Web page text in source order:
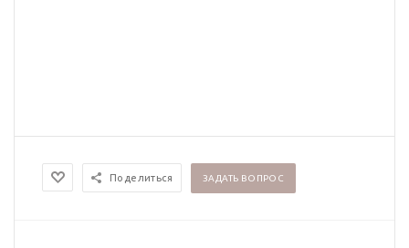
Поделиться ЗАДАТЬ ВОПРОС